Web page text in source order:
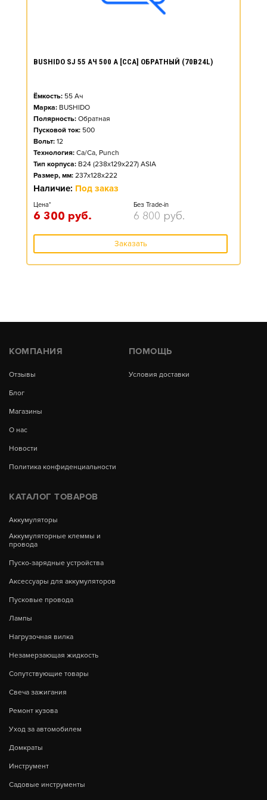
BUSHIDO SJ 55 АЧ 500 А [CCA] ОБРАТНЫЙ (70B24L)
Ёмкость: 55 Ач
Марка: BUSHIDO
Полярность: Обратная
Пусковой ток: 500
Вольт: 12
Технология: Ca/Ca, Punch
Тип корпуса: B24 (238x129x227) ASIA
Размер, мм: 237x128x222
Наличие: Под заказ
Цена*
6 300 руб.
Без Trade-in
6 800 руб.
Заказать
КОМПАНИЯ
Отзывы
Блог
Магазины
О нас
Новости
Политика конфиденциальности
ПОМОЩЬ
Условия доставки
КАТАЛОГ ТОВАРОВ
Аккумуляторы
Аккумуляторные клеммы и
провода
Пуско-зарядные устройства
Аксессуары для аккумуляторов
Пусковые провода
Лампы
Нагрузочная вилка
Незамерзающая жидкость
Сопутствующие товары
Свеча зажигания
Ремонт кузова
Уход за автомобилем
Домкраты
Инструмент
Садовые инструменты